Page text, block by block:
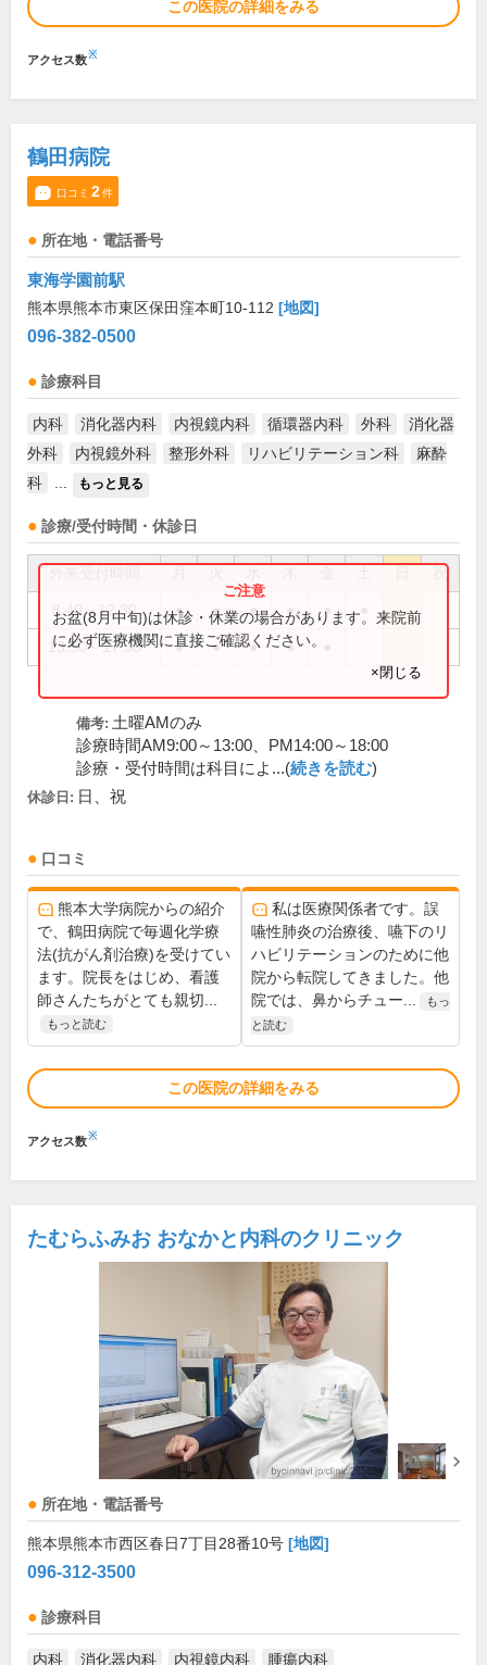
この医院の詳細をみる
アクセス数※
鶴田病院
口コミ 2件
所在地・電話番号
東海学園前駅
熊本県熊本市東区保田窪本町10-112 [地図]
096-382-0500
診療科目
内科 消化器内科 内視鏡内科 循環器内科 外科
消化器
外科
内視鏡外科 整形外科 リハビリテーション科
麻酔
科
もっと見る
診療/受付時間・休診日
祝
8:40～12:30 ● ● ● ● ●
13:50～17:30 ● ● ● ●
お盆(8月中旬)は休診・休業の場合があります。来院前
に必ず医療機関に直接ご確認ください。
×閉じる
備考: 土曜AMのみ
診療時間AM9:00～13:00、PM14:00～18:00
診療・受付時間は科目によ...(続きを読む)
休診日: 日、祝
口コミ
熊本大学病院からの紹介
で、鶴田病院で毎週化学療
法(抗がん剤治療)を受けてい
ます。院長をはじめ、看護
師さんたちがとても親切...
もっと読む
私は医療関係者です。誤
嚥性肺炎の治療後、嚥下のリ
ハビリテーションのために他
院から転院してきました。他
院では、鼻からチュー...
もっ
と読む
この医院の詳細をみる
アクセス数※
たむらふみお おなかと内科のクリニック
所在地・電話番号
熊本県熊本市西区春日7丁目28番10号 [地図]
096-312-3500
診療科目
内科 消化器内科 内視鏡内科 腫瘍内科